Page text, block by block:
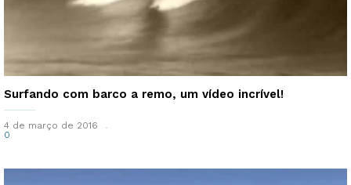
Surfando com barco a remo, um vídeo incrível!
4 de março de 2016
0